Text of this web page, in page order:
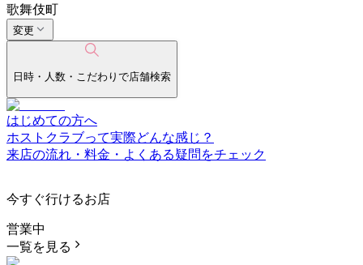
歌舞伎町
変更
日時・人数・こだわりで店舗検索
はじめての方へ
ホストクラブって実際どんな感じ？
来店の流れ・料金・よくある疑問をチェック
今すぐ行けるお店
営業中
一覧を見る